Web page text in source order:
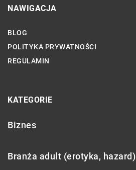
NAWIGACJA
BLOG
POLITYKA PRYWATNOŚCI
REGULAMIN
KATEGORIE
Biznes
Branża adult (erotyka, hazard)